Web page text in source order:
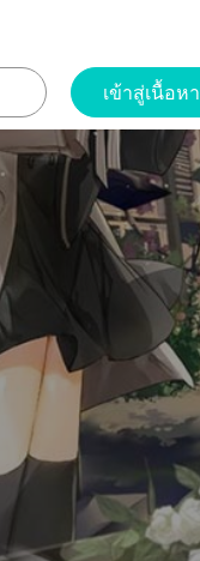
เข้าสู่เนื้อหา